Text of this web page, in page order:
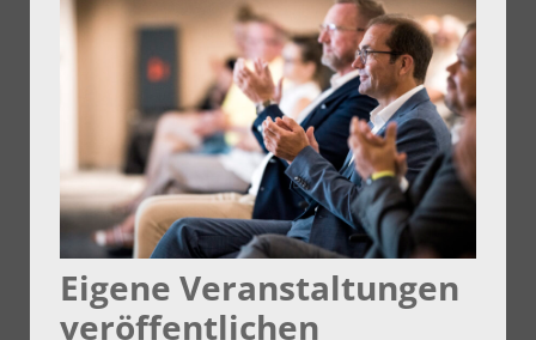
Eigene Veranstaltungen
veröffentlichen